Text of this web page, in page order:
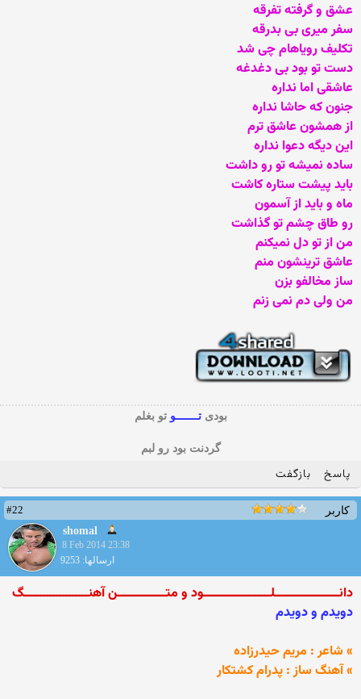
عشق و گرفته تفرقه
سفر میری بی بدرقه
تکلیف رویاهام چی شد
دست تو بود بی دغدغه
عاشقی اما نداره
جنون که حاشا نداره
از همشون عاشق ترم
این دیگه دعوا نداره
ساده نمیشه تو رو داشت
باید پیشت ستاره کاشت
ماه و باید از آسمون
رو طاق چشم تو گذاشت
من از تو دل نمیکنم
عاشق ترینشون منم
ساز مخالفو بزن
من ولی دم نمی زنم
بودیتـــــــوتو بغلم
گردنت بود رو لبم
پاسخ بازگفت
کاربر
#22
shomal
8 Feb 2014 23:38
ارسالها: 9253
دانــــــــــــــــــــلـــــــــــــــــــــود و متـــــــــــــــن آهنــــــــــــــــــــگ
دویدم و دویدم
» شاعر : مریم حیدرزاده
» آهنگ ساز : پدرام کشتکار